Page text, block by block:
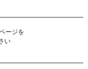
ージを
い